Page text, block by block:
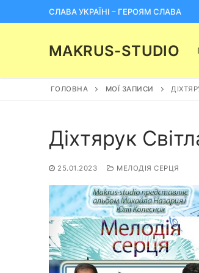
до
СЛАВА УКРАЇНІ – ГЕРОЯМ СЛАВА
MAKRUS-STUDIO
ГОЛОВНА МОЇ ЗАПИСИ
Діхтярук
25.01.2023 МЕЛОДІЯ СЕРЦЯ